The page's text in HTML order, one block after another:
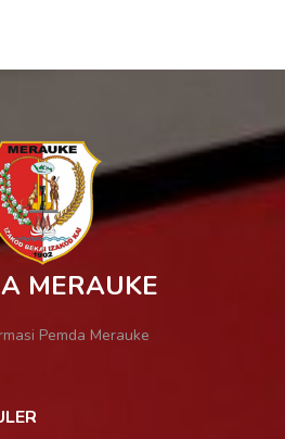
MERAUKE
Pemda Merauke